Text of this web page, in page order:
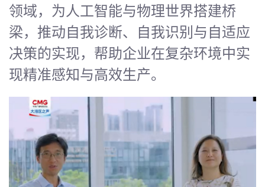
领域，为人工智能与物理世界搭建桥
梁，推动自我诊断、自我识别与自适应
决策的实现，帮助企业在复杂环境中实
现精准感知与高效生产。